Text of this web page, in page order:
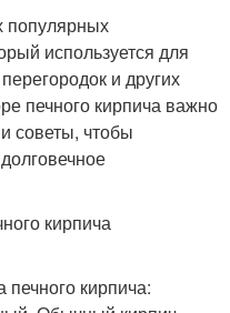
популярных
используется для
и других
печного кирпича важно
советы, чтобы
кирпича
кирпича: